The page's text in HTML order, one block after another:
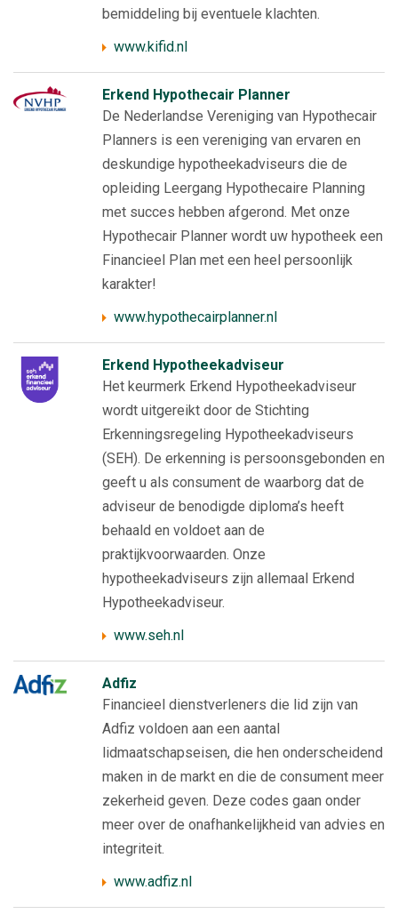
bemiddeling bij eventuele klachten.
www.kifid.nl
Erkend Hypothecair Planner
De Nederlandse Vereniging van Hypothecair
Planners is een vereniging van ervaren en
deskundige hypotheekadviseurs die de
opleiding Leergang Hypothecaire Planning
met succes hebben afgerond. Met onze
Hypothecair Planner wordt uw hypotheek een
Financieel Plan met een heel persoonlijk
karakter!
www.hypothecairplanner.nl
Erkend Hypotheekadviseur
Het keurmerk Erkend Hypotheekadviseur
wordt uitgereikt door de Stichting
Erkenningsregeling Hypotheekadviseurs
(SEH). De erkenning is persoonsgebonden en
geeft u als consument de waarborg dat de
adviseur de benodigde diploma’s heeft
behaald en voldoet aan de
praktijkvoorwaarden. Onze
hypotheekadviseurs zijn allemaal Erkend
Hypotheekadviseur.
www.seh.nl
Adfiz
Financieel dienstverleners die lid zijn van
Adfiz voldoen aan een aantal
lidmaatschapseisen, die hen onderscheidend
maken in de markt en die de consument meer
zekerheid geven. Deze codes gaan onder
meer over de onafhankelijkheid van advies en
integriteit.
www.adfiz.nl